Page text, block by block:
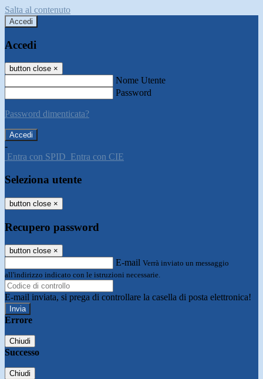
Salta al contenuto
Accedi
Accedi
button close ×
Nome Utente
Password
Password dimenticata?
-
Entra con SPID Entra con CIE
Seleziona utente
button close ×
Recupero password
button close ×
E-mail Verrà inviato un messaggio
all'indirizzo indicato con le istruzioni necessarie.
E-mail inviata, si prega di controllare la casella di posta elettronica!
Errore
Chiudi
Successo
Chiudi